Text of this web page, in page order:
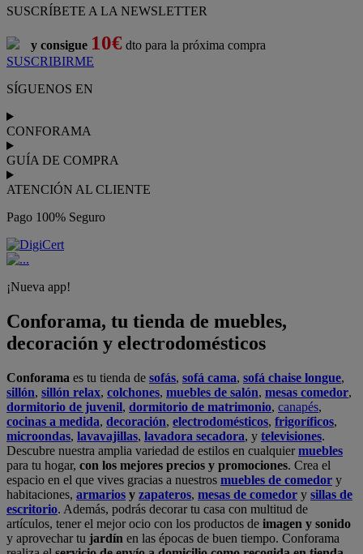
SUSCRÍBETE A LA NEWSLETTER
y consigue 10€ dto para la próxima compra
SUSCRIBIRME
SÍGUENOS EN
CONFORAMA
GUÍA DE COMPRA
ATENCIÓN AL CLIENTE
Pago 100% Seguro
¡Nueva app!
Conforama, tu tienda de muebles,
decoración y electrodomésticos
Conforama es tu tienda de sofás, sofá cama, sofá chaise longue,
sillón, sillón relax, colchones, muebles de salón, mesas comedor,
dormitorio de juvenil, dormitorio de matrimonio, canapés,
cocinas a medida, decoración, electrodomésticos, frigoríficos,
microondas, lavavajillas, lavadora secadora, y televisiones.
Descubre nuestra amplia variedad de estilos en cualquiermuebles
para tu hogar, con los mejores precios y promociones. Crea el
espacio en el que vives gracias a nuestros muebles de comedor y
habitaciones, armarios y zapateros, mesas de comedor y sillas de
escritorio. Además, podrás decorar tu casa con multitud de
artículos, tener el mejor ocio con los productos de imagen y sonido
y aprovechar tu jardín en las épocas de buen tiempo. Conforama